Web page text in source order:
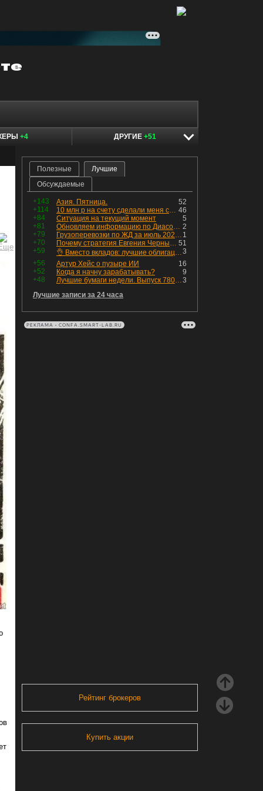
+4 ДРУГИЕ +51
Полезные
Лучшие
Обсуждаемые
+143 52
Азия. Пятница.
+114
46
10 млн р на счету сделали меня счастливым? Ожидание vs Реальность!
+84
5
Ситуация на текущий момент
+81
2
Обновляем информацию по Диасофту: дивиденды и выкуп
+79
1
Грузоперевозки по ЖД за июль 2026 г. — четвёртый месяц подряд роста, чёрные металлы на уровне прошлого года, а каменный уголь в плюсе.
+70
51
Почему стратегия Евгения Черных приведет вас к убыткам в 2026 году
+59
3
👌 Вместо вкладов: лучшие облигации — только супер надёжные
+56
16
Артур Хейс о пузыре ИИ
+52
9
Когда я начну зарабатывать?
+48
3
Лучшие бумаги недели. Выпуск 780 – обновления для пятницы
Лучшие записи за 24 часа
РЕКЛАМА • CONFA.SMART-LAB.RU
Рейтинг брокеров
Купить акции